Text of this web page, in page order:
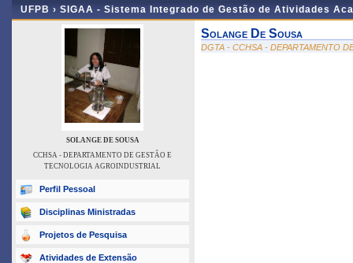
UFPB › SIGAA - Sistema Integrado de Gestão de Atividades
SOLANGE DE SOUSA
CCHSA - DEPARTAMENTO DE GESTÃO E
TECNOLOGIA AGROINDUSTRIAL
Perfil Pessoal
Disciplinas Ministradas
Projetos de Pesquisa
Atividades de Extensão
Solange De Sousa
DGTA - CCHSA - DEPARTAMENTO